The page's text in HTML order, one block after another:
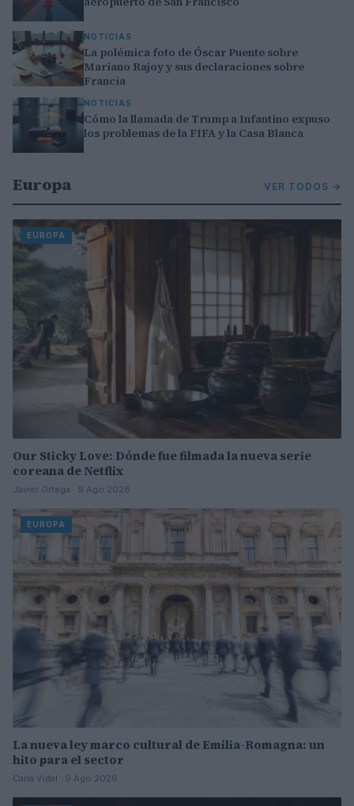
NOTICIAS
La polémica foto de Óscar Puente sobre
Mariano Rajoy y sus declaraciones sobre
Francia
NOTICIAS
Cómo la llamada de Trump a Infantino expuso
los problemas de la FIFA y la Casa Blanca
Europa VER TODOS →
EUROPA
Our Sticky Love: Dónde fue filmada la nueva serie
coreana de Netflix
Javier Ortega · 9 Ago 2026
EUROPA
La nueva ley marco cultural de Emilia-Romagna: un
hito para el sector
Carla Vidal · 9 Ago 2026